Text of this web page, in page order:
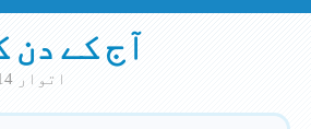
آج کے دن
اتوار 14. مارچ 2021